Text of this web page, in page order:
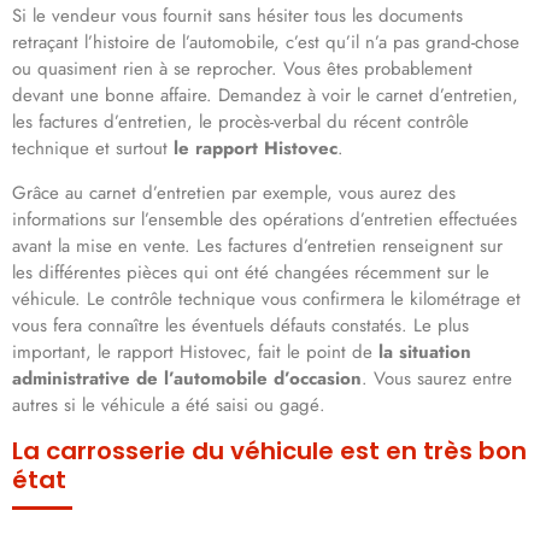
Si le vendeur vous fournit sans hésiter tous les documents
retraçant l’histoire de l’automobile, c’est qu’il n’a pas grand-chose
ou quasiment rien à se reprocher. Vous êtes probablement
devant une bonne affaire. Demandez à voir le carnet d’entretien,
les factures d’entretien, le procès-verbal du récent contrôle
technique et surtout le rapport Histovec.
Grâce au carnet d’entretien par exemple, vous aurez des
informations sur l’ensemble des opérations d’entretien effectuées
avant la mise en vente. Les factures d’entretien renseignent sur
les différentes pièces qui ont été changées récemment sur le
véhicule. Le contrôle technique vous confirmera le kilométrage et
vous fera connaître les éventuels défauts constatés. Le plus
important, le rapport Histovec, fait le point de la situation
administrative de l’automobile d’occasion. Vous saurez entre
autres si le véhicule a été saisi ou gagé.
La carrosserie du véhicule est en très bon
état